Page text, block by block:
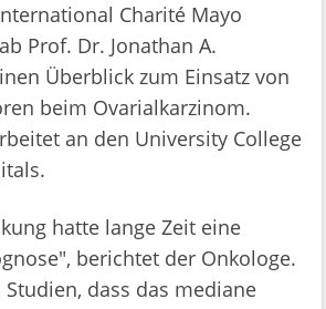
Charité Mayo
Prof. Dr. Jonathan A.
Überblick zum Einsatz von
beim Ovarialkarzinom.
an den University College
hatte lange Zeit eine
berichtet der Onkologe.
dass das mediane